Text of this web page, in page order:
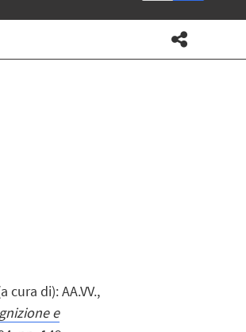
cura di): AA.VV.,
e